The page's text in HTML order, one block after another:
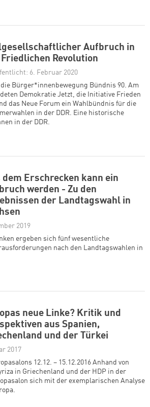
Aufbruch in
Revolution
6. Februar 2020
Bürger*innenbewegung Bündnis 90. Am
Demokratie Jetzt, die Initiative Frieden
das Neue Forum ein Wahlbündnis für die
in der DDR. Eine historische
in der DDR.
dem Erschrecken kann ein
werden - Zu den
der Landtagswahl in
2019
ergeben sich fünf wesentliche
nach den Landtagswahlen in
neue Linke? Kritik und
aus Spanien,
und der Türkei
2017
12.12. – 15.12.2016 Anhand von
in Griechenland und der HDP in der
sich mit der exemplarischen Analyse